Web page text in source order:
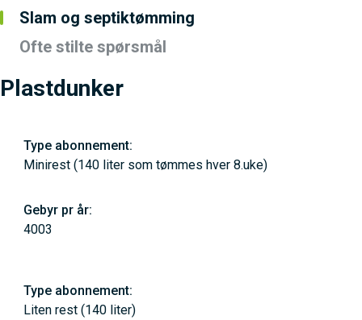
Slam og septiktømming
Ofte stilte spørsmål
Plastdunker
Minirest (140 liter som tømmes hver 8.uke)
4003
Liten rest (140 liter)